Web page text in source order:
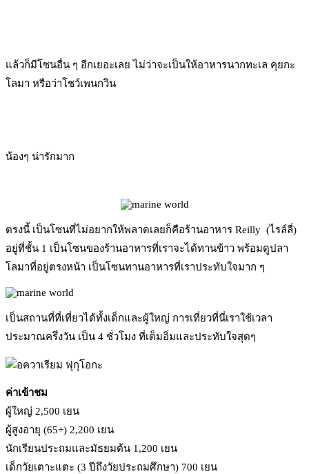
แล้วก็มีโซนอื่น ๆ อีกเยอะเลย ไม่ว่าจะเป็นให้อาหารนากทะเล คุยกะ
โลมา หรือว่าโชว์เพนกวิน
น้องๆ น่ารักมาก
ตรงนี้ เป็นโซนที่ไม่อยากให้พลาดเลยก็คือร้านอาหาร Reilly (ไรล์ลี่)
อยู่ที่ชั้น 1 เป็นโซนของร้านอาหารที่เราจะได้ทานข้าว พร้อมดูปลา
โลมาที่อยู่ตรงหน้า เป็นโซนทานอาหารที่เราประทับใจมาก ๆ
เป็นสถานที่ที่เที่ยวได้ทั้งเด็กและผู้ใหญ่ การเที่ยวที่นี่เราใช้เวลา
ประมาณครึ่งวัน เป็น 4 ชั่วโมง ที่เต็มอิ่มและประทับใจสุดๆ
ค่าเข้าชม
ผู้ใหญ่ 2,500 เยน
ผู้สูงอายุ (65+) 2,200 เยน
นักเรียนประถมและมัธยมต้น 1,200 เยน
เด็กวัยเตาะแตะ (3 ปีถึงวัยประถมศึกษา) 700 เยน